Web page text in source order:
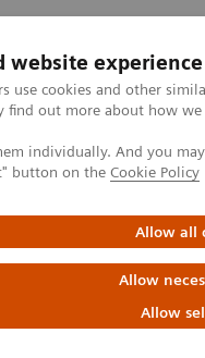
website experience
use cookies and other
find out more about how
individually. And you
button on the Cookie Policy
Allow all
Allow
Allow
cliniques
Healthcare
the